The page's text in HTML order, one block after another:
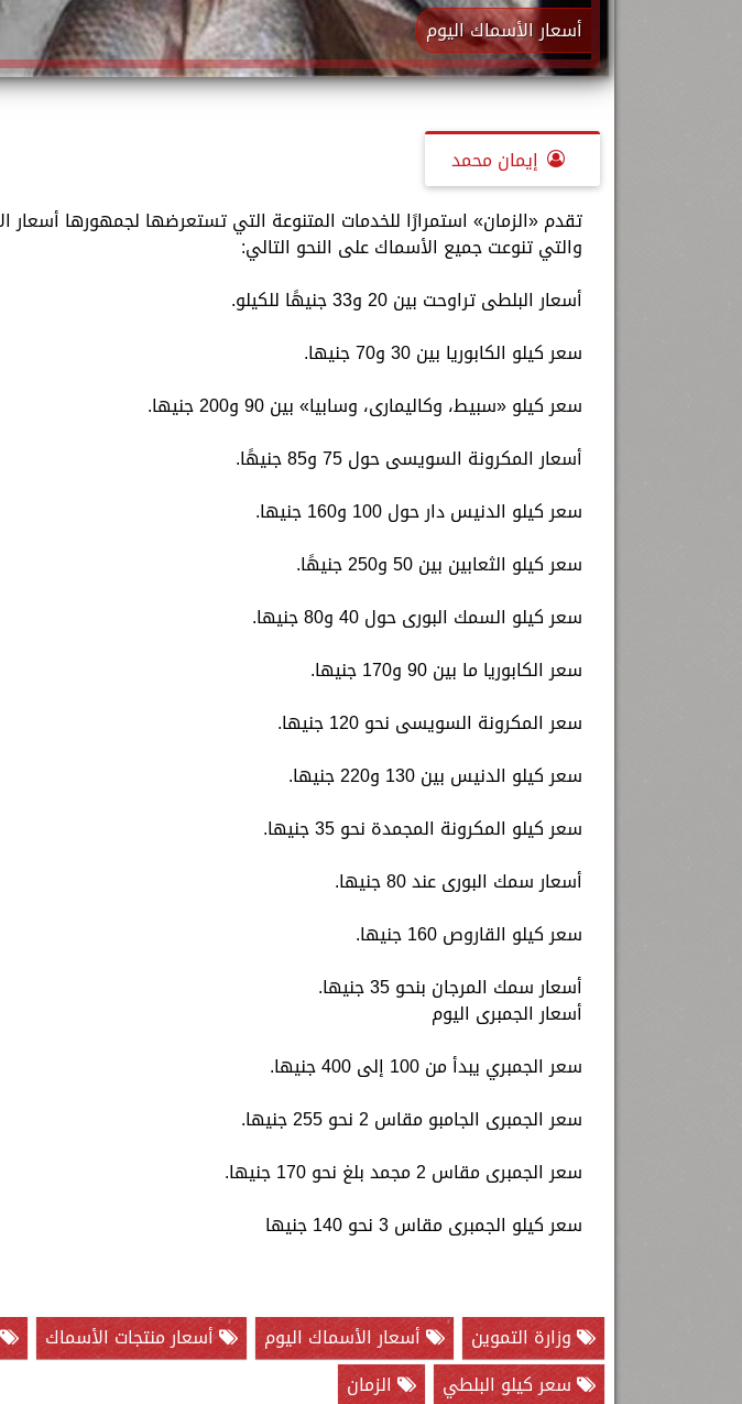
أسعار الأسماك اليوم
إيمان محمد
والتي تنوعت جميع الأسماك على النحو التالي:
أسعار البلطى تراوحت بين 20 و33 جنيهًا للكيلو.
سعر كيلو الكابوريا بين 30 و70 جنيها.
سعر كيلو «سبيط، وكاليمارى، وسابيا» بين 90 و200 جنيها.
أسعار المكرونة السويسى حول 75 و85 جنيهًا.
سعر كيلو الدنيس دار حول 100 و160 جنيها.
سعر كيلو الثعابين بين 50 و250 جنيهًا.
سعر كيلو السمك البورى حول 40 و80 جنيها.
سعر الكابوريا ما بين 90 و170 جنيها.
سعر المكرونة السويسى نحو 120 جنيها.
سعر كيلو الدنيس بين 130 و220 جنيها.
سعر كيلو المكرونة المجمدة نحو 35 جنيها.
أسعار سمك البورى عند 80 جنيها.
سعر كيلو القاروص 160 جنيها.
أسعار سمك المرجان بنحو 35 جنيها.
أسعار الجمبرى اليوم
سعر الجمبري يبدأ من 100 إلى 400 جنيها.
سعر الجمبرى الجامبو مقاس 2 نحو 255 جنيها.
سعر الجمبرى مقاس 2 مجمد بلغ نحو 170 جنيها.
سعر كيلو الجمبرى مقاس 3 نحو 140 جنيها
وزارة التموين أسعار الأسماك اليوم أسعار منتجات الأسماك
سعر كيلو البلطي
الزمان